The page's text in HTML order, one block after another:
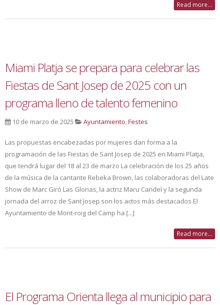
Read more...
Miami Platja se prepara para celebrar las
Fiestas de Sant Josep de 2025 con un
programa lleno de talento femenino
10 de marzo de 2025 Ayuntamiento,Festes
Las propuestas encabezadas por mujeres dan forma a la
programación de las Fiestas de Sant Josep de 2025 en Miami Platja,
que tendrá lugar del 18 al 23 de marzo La celebración de los 25 años
de la música de la cantante Rebeka Brown, las colaboradoras del Late
Show de Marc Giró Las Glorias, la actriz Maru Candel y la segunda
jornada del arroz de Sant Josep son los actos más destacados El
Ayuntamiento de Mont-roig del Camp ha [...]
Read more...
El Programa Orienta llega al municipio para